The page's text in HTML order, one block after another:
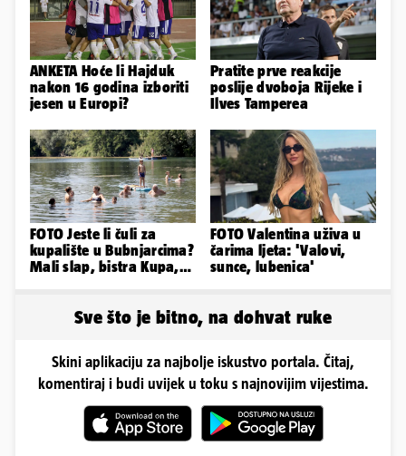
ANKETA Hoće li Hajduk
nakon 16 godina izboriti
jesen u Europi?
Pratite prve reakcije
poslije dvoboja Rijeke i
Ilves Tamperea
FOTO Jeste li čuli za
kupalište u Bubnjarcima?
Mali slap, bistra Kupa,
FOTO Valentina uživa u
čarima ljeta: 'Valovi,
sunce, lubenica'
Sve što je bitno, na dohvat ruke
Skini aplikaciju za najbolje iskustvo portala. Čitaj,
komentiraj i budi uvijek u toku s najnovijim vijestima.